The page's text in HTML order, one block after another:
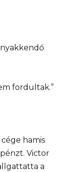
fordultak.”
hamis
Victor
a